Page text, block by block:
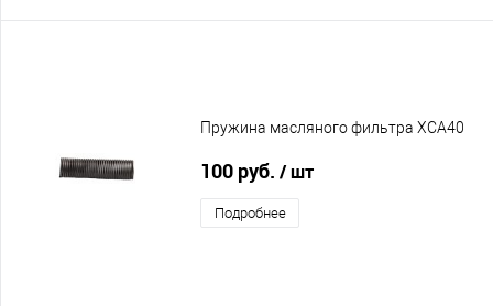
Пружина масляного фильтра XCA40
100 руб. / шт
Подробнее